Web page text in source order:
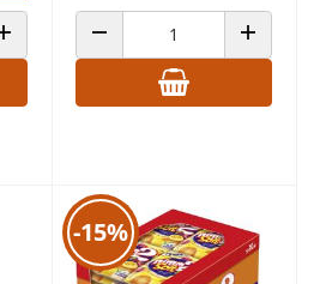
ANZAHL ERHÖHENANZAHL VERRINGERN ANZAHL
-15%